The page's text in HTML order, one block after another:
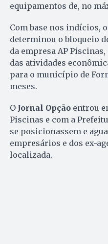
equipamentos de, no
Com base nos indícios,
determinou o bloqueio
da empresa AP
das atividades
para o município de
meses.
O Jornal Opção entrou
Piscinas e com a
se posicionassem e
empresários e dos ex-
localizada.